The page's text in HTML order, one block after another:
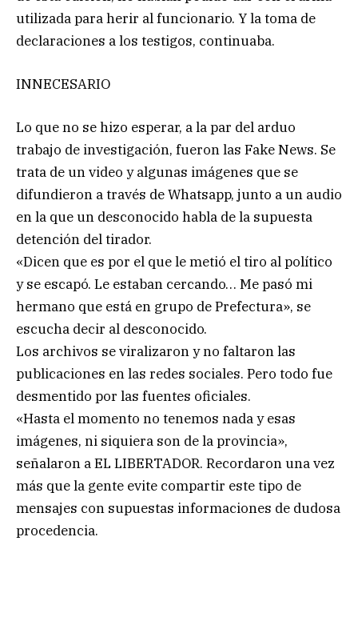
utilizada para herir al funcionario. Y la toma de
declaraciones a los testigos, continuaba.
INNECESARIO
Lo que no se hizo esperar, a la par del arduo
trabajo de investigación, fueron las Fake News. Se
trata de un video y algunas imágenes que se
difundieron a través de Whatsapp, junto a un audio
en la que un desconocido habla de la supuesta
detención del tirador.
«Dicen que es por el que le metió el tiro al político
y se escapó. Le estaban cercando… Me pasó mi
hermano que está en grupo de Prefectura», se
escucha decir al desconocido.
Los archivos se viralizaron y no faltaron las
publicaciones en las redes sociales. Pero todo fue
desmentido por las fuentes oficiales.
«Hasta el momento no tenemos nada y esas
imágenes, ni siquiera son de la provincia»,
señalaron a EL LIBERTADOR. Recordaron una vez
más que la gente evite compartir este tipo de
mensajes con supuestas informaciones de dudosa
procedencia.